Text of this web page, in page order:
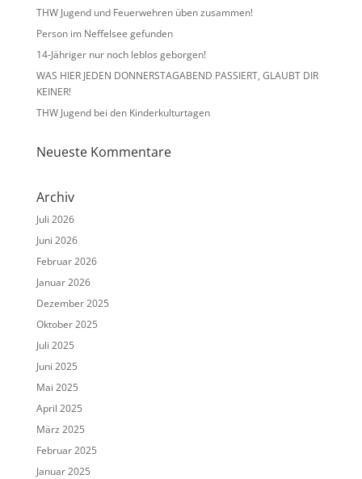
THW Jugend und Feuerwehren üben zusammen!
Person im Neffelsee gefunden
14-Jähriger nur noch leblos geborgen!
WAS HIER JEDEN DONNERSTAGABEND PASSIERT, GLAUBT DIR
KEINER!
THW Jugend bei den Kinderkulturtagen
Neueste Kommentare
Archiv
Juli 2026
Juni 2026
Februar 2026
Januar 2026
Dezember 2025
Oktober 2025
Juli 2025
Juni 2025
Mai 2025
April 2025
März 2025
Februar 2025
Januar 2025